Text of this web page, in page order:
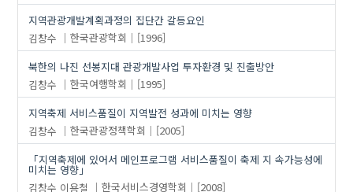
지역관광개발계획과정의 집단간 갈등요인
김창수
한국관광학회
[1996]
북한의 나진 선봉지대 관광개발사업 투자환경 및 진출방안
김창수
한국여행학회
[1995]
지역축제 서비스품질이 지역발전 성과에 미치는 영향
김창수
한국관광정책학회
[2005]
「지역축제에 있어서 메인프로그램 서비스품질이 축제 지 속가능성에
미치는 영향」
김창수 이용철 한국서비스경영학회 [2008]